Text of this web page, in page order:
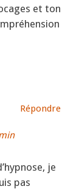
et ton
Répondre
je
pas